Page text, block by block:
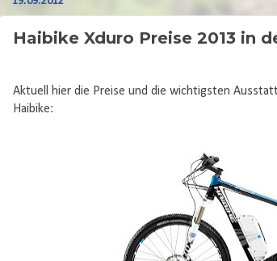
Haibike Xduro Preise 2013 in
Aktuell hier die Preise und die wichtigsten
Haibike: